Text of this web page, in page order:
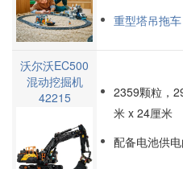
重型塔吊拖
沃尔沃EC500
混动挖掘机
42215
2359颗粒，
米 x 24厘米
配备电池供